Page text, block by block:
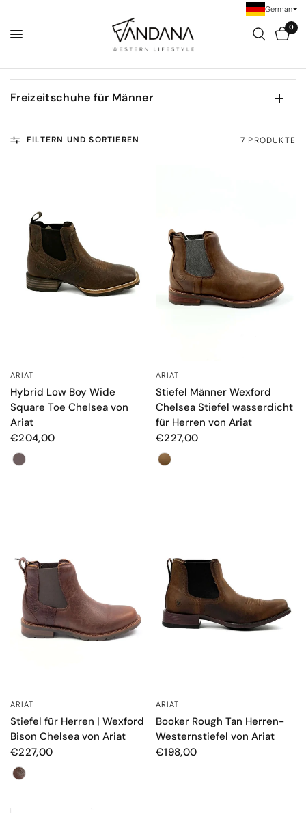
0
Freizeitschuhe für Männer
FILTERN UND SORTIEREN 7 PRODUKTE
ARIAT
Hybrid Low Boy Wide
Square Toe Chelsea von
Ariat
€204,00
Farbe
ARIAT
Stiefel Männer Wexford
Chelsea Stiefel wasserdicht
für Herren von Ariat
€227,00
Farbe
ARIAT
Stiefel für Herren | Wexford
Bison Chelsea von Ariat
€227,00
Colore
ARIAT
Booker Rough Tan Herren-
Westernstiefel von Ariat
€198,00
German